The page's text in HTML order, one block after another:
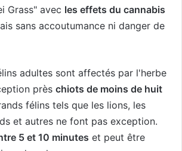
Grass" avec les effets du cannabis
sans accoutumance ni danger de
adultes sont affectés par l'herbe
près chiots de moins de huit
félins tels que les lions, les
et autres ne font pas exception.
5 et 10 minutes et peut être